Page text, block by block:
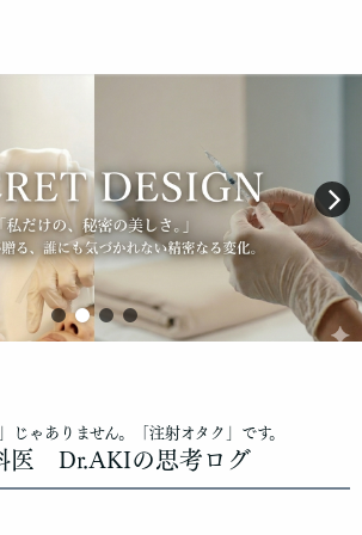
じゃありません。「注射オタク」です。
医 Dr.AKIの思考ログ